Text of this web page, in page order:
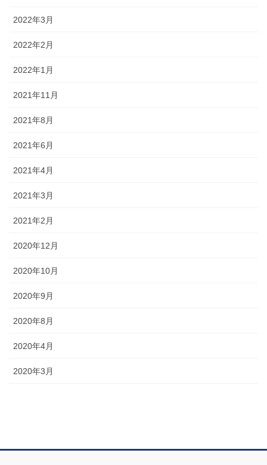
2022年3月
2022年2月
2022年1月
2021年11月
2021年8月
2021年6月
2021年4月
2021年3月
2021年2月
2020年12月
2020年10月
2020年9月
2020年8月
2020年4月
2020年3月